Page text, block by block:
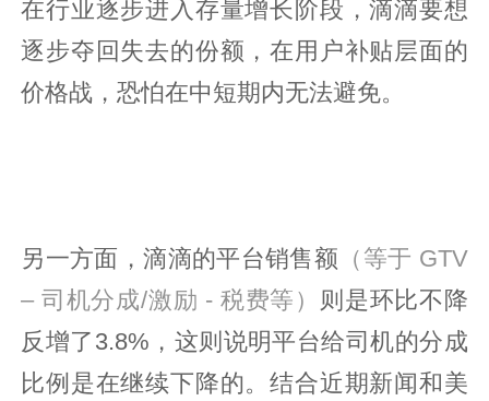
在行业逐步进入存量增长阶段，滴滴要想
逐步夺回失去的份额，在用户补贴层面的
价格战，恐怕在中短期内无法避免。
另一方面，滴滴的平台销售额 （等于 GTV
– 司机分成/激励 - 税费等） 则是环比不降
反增了3.8%，这则说明平台给司机的分成
比例是在继续下降的。结合近期新闻和美